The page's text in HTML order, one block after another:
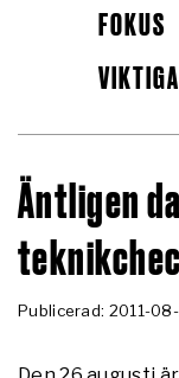
FOKUS
Äntligen
Publicerad: 2011-